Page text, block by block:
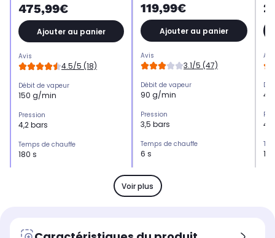
475,99€
Ajouter au panier
Avis
4.5/5 (18)
Débit de vapeur
150 g/min
Pression
4,2 bars
Temps de chauffe
180 s
Fonction
119,99€
Ajouter au panier
Avis
3.1/5 (47)
Débit de vapeur
90 g/min
Pression
3,5 bars
Temps de chauffe
6 s
Puissance
1.500,0 W
Fonction
Voir plus